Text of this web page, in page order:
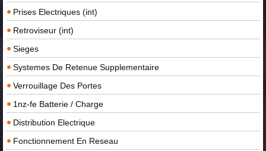
Prises Electriques (int)
Retroviseur (int)
Sieges
Systemes De Retenue Supplementaire
Verrouillage Des Portes
1nz-fe Batterie / Charge
Distribution Electrique
Fonctionnement En Reseau